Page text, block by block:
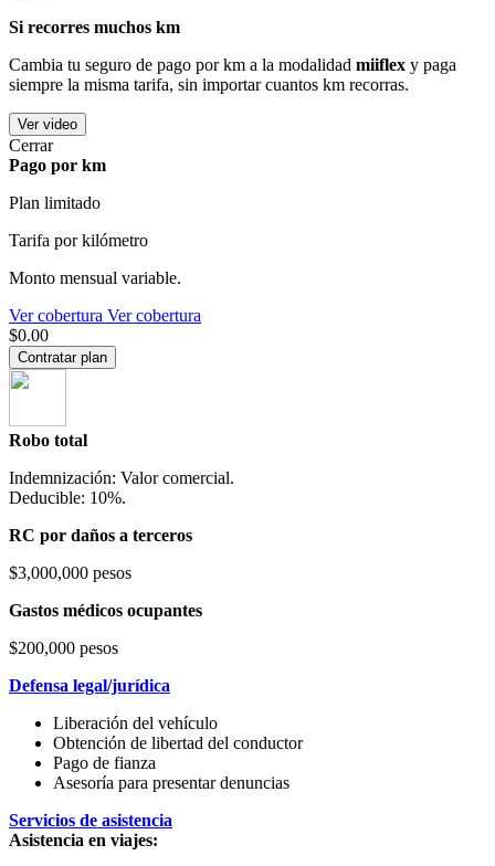
Si recorres muchos km
Cambia tu seguro de pago por km a la modalidad miiflex y paga
siempre la misma tarifa, sin importar cuantos km recorras.
Ver video
Cerrar
Pago por km
Plan limitado
Tarifa por kilómetro
Monto mensual variable.
Ver cobertura Ver cobertura
$0.00
Contratar plan
Robo total
Indemnización: Valor comercial.
Deducible: 10%.
RC por daños a terceros
$3,000,000 pesos
Gastos médicos ocupantes
$200,000 pesos
Defensa legal/jurídica
Liberación del vehículo
Obtención de libertad del conductor
Pago de fianza
Asesoría para presentar denuncias
Servicios de asistencia
Asistencia en viajes: